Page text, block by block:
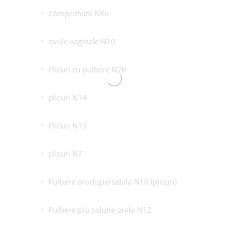
Comprimate N36
ovule vaginale N10
Plicuri cu pulbere N20
plicuri N14
Plicuri N15
plicuri N7
Pulbere orodispersabila N10 (plicuri)
Pulbere p/u solutie orala N12